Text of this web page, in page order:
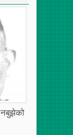
नबुझेको